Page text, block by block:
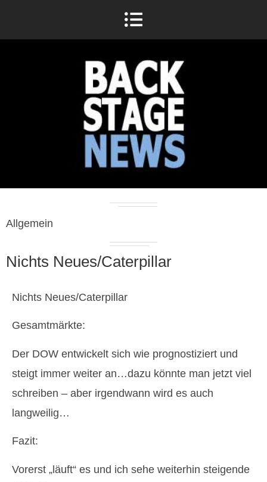
Allgemein
Nichts Neues/Caterpillar
Nichts Neues/Caterpillar
Gesamtmärkte:
Der DOW entwickelt sich wie prognostiziert und
steigt immer weiter an…dazu könnte man jetzt viel
schreiben – aber irgendwann wird es auch
langweilig…
Fazit:
Vorerst „läuft“ es und ich sehe weiterhin steigende